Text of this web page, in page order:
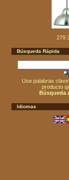
Búsqueda Rápida
Use palabras
producto
Búsqueda
Idiomas